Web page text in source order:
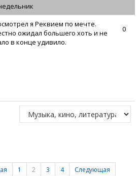
0
я Реквием по мечте.
ожидал большего хоть и не
в конце удивило.
1 2 3 4
Следующая